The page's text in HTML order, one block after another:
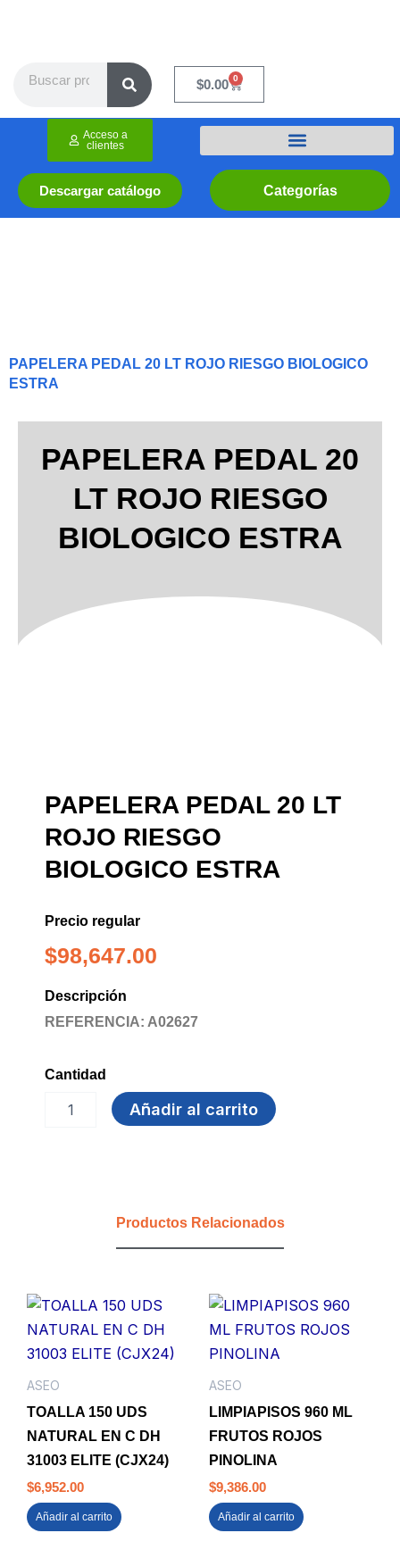
$0.00 0
Cart
Categorías
Descargar catálogo
Acceso a
clientes
PAPELERA PEDAL 20 LT ROJO RIESGO BIOLOGICO
ESTRA
PAPELERA PEDAL 20
LT ROJO RIESGO
BIOLOGICO ESTRA
PAPELERA PEDAL 20 LT
ROJO RIESGO
BIOLOGICO ESTRA
Precio regular
$98,647.00
Descripción
REFERENCIA: A02627
Cantidad
PEDAL
Añadir al carrito
Productos Relacionados
ASEO
TOALLA 150 UDS
NATURAL EN C DH
31003 ELITE (CJX24)
$6,952.00
Añadir al carrito
ASEO
LIMPIAPISOS 960 ML
FRUTOS ROJOS
PINOLINA
$9,386.00
Añadir al carrito